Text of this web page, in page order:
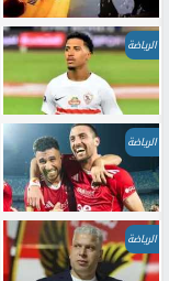
الرياضة
الرياضة
الرياضة